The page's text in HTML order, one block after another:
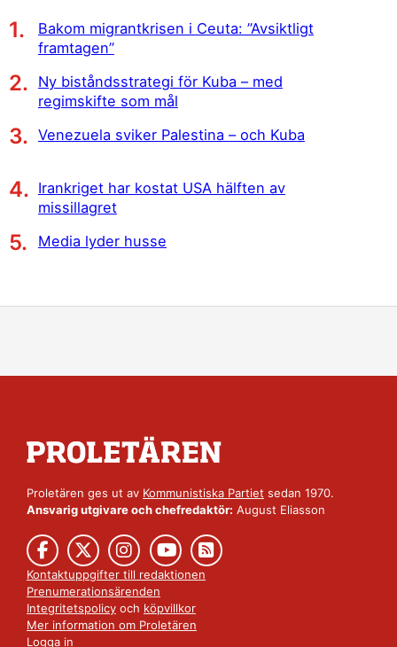
Bakom migrantkrisen i Ceuta: ”Avsiktligt
framtagen”
Ny biståndsstrategi för Kuba – med
regimskifte som mål
Venezuela sviker Palestina – och Kuba
Irankriget har kostat USA hälften av
missillagret
Media lyder husse
Proletären ges ut av Kommunistiska Partiet sedan 1970.
Ansvarig utgivare och chefredaktör: August Eliasson
Kontaktuppgifter till redaktionen
Prenumerationsärenden
Integritetspolicy och köpvillkor
Mer information om Proletären
Logga in